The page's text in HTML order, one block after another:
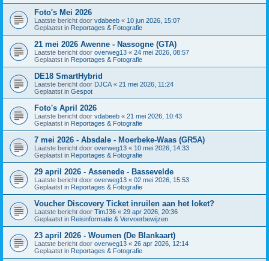
Foto's Mei 2026
Laatste bericht door vdabeeb « 10 jun 2026, 15:07
Geplaatst in Reportages & Fotografie
21 mei 2026 Awenne - Nassogne (GTA)
Laatste bericht door overweg13 « 24 mei 2026, 08:57
Geplaatst in Reportages & Fotografie
DE18 SmartHybrid
Laatste bericht door DJCA « 21 mei 2026, 11:24
Geplaatst in Gespot
Foto's April 2026
Laatste bericht door vdabeeb « 21 mei 2026, 10:43
Geplaatst in Reportages & Fotografie
7 mei 2026 - Absdale - Moerbeke-Waas (GR5A)
Laatste bericht door overweg13 « 10 mei 2026, 14:33
Geplaatst in Reportages & Fotografie
29 april 2026 - Assenede - Bassevelde
Laatste bericht door overweg13 « 02 mei 2026, 15:53
Geplaatst in Reportages & Fotografie
Voucher Discovery Ticket inruilen aan het loket?
Laatste bericht door TimJ36 « 29 apr 2026, 20:36
Geplaatst in Reisinformatie & Vervoerbewijzen
23 april 2026 - Woumen (De Blankaart)
Laatste bericht door overweg13 « 26 apr 2026, 12:14
Geplaatst in Reportages & Fotografie